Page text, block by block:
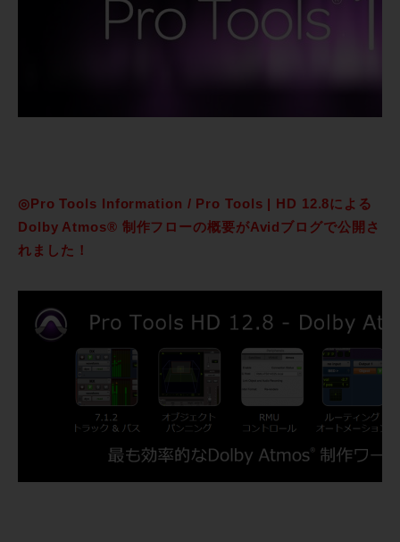
◎Pro Tools Information / Pro Tools | HD 12.8による
Dolby Atmos® 制作フローの概要がAvidブログで公開さ
れました！